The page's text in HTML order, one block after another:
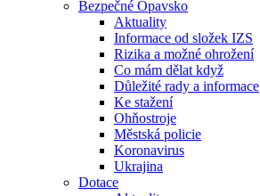
Bezpečné Opavsko
Aktuality
Informace od složek IZS
Rizika a možné ohrožení
Co mám dělat když
Důležité rady a informace
Ke stažení
Ohňostroje
Městská policie
Koronavirus
Ukrajina
Dotace